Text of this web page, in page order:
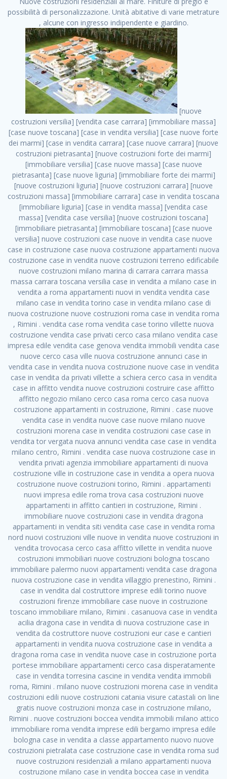
possibilità di personalizzazione. Unità abitative di varie metrature
, alcune con ingresso indipendente e giardino.
[nuove costruzioni versilia] [vendita case carrara] [immobiliare massa] [case nuove toscana] [case in vendita versilia] [case nuove forte dei marmi] [case in vendita carrara] [case nuove carrara] [nuove costruzioni pietrasanta] [nuove costruzioni forte dei marmi] [immobiliare versilia] [case nuove massa] [case nuove pietrasanta] [case nuove liguria] [immobiliare forte dei marmi] [nuove costruzioni liguria] [nuove costruzioni carrara] [nuove costruzioni massa] [immobiliare carrara] case in vendita toscana [immobiliare liguria] [case in vendita massa] [vendita case massa] [vendita case versilia] [nuove costruzioni toscana] [immobiliare pietrasanta] [immobiliare toscana] [case nuove versilia] nuove costruzioni case nuove in vendita case nuove case in costruzione case nuova costruzione appartamenti nuova costruzione case in vendita nuove costruzioni terreno edificabile nuove costruzioni milano marina di carrara carrara massa massa carrara toscana versilia case in vendita a milano case in vendita a roma appartamenti nuovi in vendita vendita case milano case in vendita torino case in vendita milano case di nuova costruzione nuove costruzioni roma case in vendita roma , Rimini . vendita case roma vendita case torino villette nuova costruzione vendita case privati cerco casa milano vendita case impresa edile vendita case genova vendita immobili vendita case nuove cerco casa ville nuova costruzione annunci case in vendita case in vendita nuova costruzione nuove case in vendita case in vendita da privati villette a schiera cerco casa in vendita case in affitto vendita nuove costruzioni costruire case affitto affitto negozio milano cerco casa roma cerco casa nuova costruzione appartamenti in costruzione, Rimini . case nuove vendita case in vendita nuove case nuove milano nuove costruzioni morena case in vendita costruzioni case case in vendita tor vergata nuova annunci vendita case case in vendita milano centro, Rimini . vendita case nuova costruzione case in vendita privati agenzia immobiliare appartamenti di nuova costruzione ville in costruzione case in vendita a opera nuova costruzione nuove costruzioni torino, Rimini . appartamenti nuovi impresa edile roma trova casa costruzioni nuove appartamenti in affitto cantieri in costruzione, Rimini . immobiliare nuove costruzioni case in vendita dragona appartamenti in vendita siti vendita case case in vendita roma nord nuovi costruzioni ville nuove in vendita nuove costruzioni in vendita trovocasa cerco casa affitto villette in vendita nuove costruzioni immobiliari nuove costruzioni bologna toscano immobiliare palermo nuovi appartamenti vendita case dragona nuova costruzione case in vendita villaggio prenestino, Rimini . case in vendita dal costruttore imprese edili torino nuove costruzioni firenze immobiliare case nuove in costruzione toscano immobiliare milano, Rimini . casanuova case in vendita acilia dragona case in vendita di nuova costruzione case in vendita da costruttore nuove costruzioni eur case e cantieri appartamenti in vendita nuova costruzione case in vendita a dragona roma case in vendita nuove case in costruzione porta portese immobiliare appartamenti cerco casa disperatamente case in vendita torresina cascine in vendita vendita immobili roma, Rimini . milano nuove costruzioni morena case in vendita costruzioni edili nuove costruzioni catania visure catastali on line gratis nuove costruzioni monza case in costruzione milano, Rimini . nuove costruzioni boccea vendita immobili milano attico immobiliare roma vendita imprese edili bergamo impresa edile bologna case in vendita a classe appartamento nuovo nuove costruzioni pietralata case costruzione case in vendita roma sud nuove costruzioni residenziali a milano appartamenti nuova costruzione milano case in vendita boccea case in vendita morena nuove costruzioni vendita immobili privati, Rimini . comprare casa nuova costruzione case in vendita con leasing case in vendita ostia antica case nuova costruzione milano appartamenti nuovi milano case nuove roma nuove costruzioni bari edilizia convenzionata case in vendita a tortona villaggio prenestino case in vendita toscano immobiliare professione casa nuove costruzioni parma impresa costruzioni nuove case nuove costruzioni bergamo vendita immobili torino ville di nuova costruzione solo affitti appartamento nuovo in vendita appartamenti nuova costruzione roma case nuova costruzione roma, Rimini . nuove costruzioni a milano case in costruzione roma impresa di costruzioni grimaldi immobiliare costruzioni villetta nuova costruzione case in vendita da imprese edili cerco casa a acquisto casa in costruzione nuove costruzioni mare costruzioni immobiliari cantieri nuove costruzioni acquisto casa nuova costruzione nuove costruzioni padova comprare casa in costruzione impresa edile napoli nuove costruzioni pescara casa risorse immobiliari, Rimini . immobili in costruzione villette nuove villette nuove in vendita gabetti imprese edili verona nuove costruzioni milano sud nuovi immobili nuove costruzioni legnano, Rimini . cantieri nuove costruzioni milano villa nuova case vendita nuove costruzioni appartamenti in vendita nuovi immobili nuovi costruttori case imprese edili brescia nuovi appartamenti milano case in vendita selva nera casa nuova retecasa case nuova costruzione in vendita monolocale imprese edili firenze imprese edili padova frimm vendita case dragona nuove costruzioni vendita imprese edili parma imprese di costruzioni milano immobiliare toscano frimm immobiliare roma case case dal costruttore acquisto terreno agricolo imprese edili italiane roma vende casa case nuove a milano nuove costruzioni a roma imprese costruzioni roma cerco casa nuova immobili di nuova costruzione case in vendita castelverde roma impresa edile palermo rent to buy roma nuove costruzioni, Rimini . tempocasa case in vendita a riscatto nuove costruzioni varese nuove costruzioni bolzano vendita case in costruzione nuove costruzioni lecce cantiere milano costruire villa imprese edili treviso impresa edile catania case in vendita roma tiburtina vendita appartamenti nuova costruzione vendita immobili commerciali case nuove in vendita milano nuove costruzioni seregno cerca casa vendita cerco casa milano vendita nuove costruzioni milano ovest vendita case nuove milano imprese edili modena nuove costruzioni milano centro case in vendita aranova nuove abitazioni, Rimini ., Rimini . nuove costruzioni brescia nuove costruzioni como appartamenti nuovi in vendita a milano case in vendita bologna nuove costruzioni appartamenti in vendita milano nuova costruzione imprese edili como morena nuove costruzioni nuove costruzioni case vendita appartamenti nuovi nuove costruzioni salerno eurekasa villette in costruzione bilocali nuovi case nuove in vendita a roma case in vendita con permuta nuove costruzioni trento impresa edile varese imprese costruzioni milano imprese edili venezia case in vendita prenestina imprese edili spa nuove costruzioni gallarate roma nuove costruzioni case in nuova costruzione nuovi case nuove in vendita a milano nuove costruzioni loano nuovi cantieri milano imprese edili novara case in vendita roma est imprese di costruzioni roma appartamenti in costruzione milano nuovi cantieri cerco casa vendita milano nuove costruzioni brugherio vendita case da imprese edili imprese edili udine nuove costruzioni direttamente dal costruttore imprese edili vicenza case in vendita a loano nuova costruzione nuove villette prezzi case nuove case in vendita in costruzione compravendita terreno agricolo cantiere, Rimini . case in vendita milano navigli costruzione nuova casa costruzioni nuove milano nuove costruzioni roma rent to buy nuove costruzioni taranto palazzo in costruzione vendita appartamenti nuova costruzione milano centro costruzioni milano case in vendita milano nuove costruzioni case in vendita milano sud impresa edile como case nuove a roma boccea case in vendita imprese edili trento nuove costruzioni buccinasco case in costruzione a milano nuove costruzioni ripamonti case in vendita a salerno nuove costruzioni nuove residenze milano case nuove vendita milano nuove costruzioni milano nord nuove costruzioni livorno vendita nuove costruzioni roma nuove costruzioni liguria costruzioni roma cerco casa roma vendita nuove costruzioni classe a impresa edile rimini nuovi annunci case in vendita nuove costruzioni magenta todini costruzioni case grezze in vendita vendita appartamenti nuovi milano case in vendita gallaratese milano nuove costruzioni arezzo, Rimini . case in vendita castelverde case nuove dal costruttore nuovo appartamento nuove costruzioni desenzano imprese edili lombardia imprese edili veneto appartamenti in costruzione roma case vendita pescara nuove costruzioni case in vendita ad acilia imprese edili verona e provincia nuove costruzioni desio appartamenti classe a milano firenze nuove costruzioni pirelli re immobiliare grandi imprese di costruzioni case in vendita torresina roma case in vendita navigli milano nuove costruzioni roma centro nuovecostruzioni appartamenti nuovi a milano impresa edile ancona nuove residenze dragona case in vendita nuove costruzioni brindisi vendita nuove costruzioni milano case in vendita arredate nuove case milano case nuove milano centro sito impresa edile nuove costruzioni montesilvano case vendita monza nuove costruzioni vendita case nuove roma impresa edile monza case in vendita vimercate nuova costruzione nuove costruzioni opera imprese edili toscana case milano vendita nuove cos